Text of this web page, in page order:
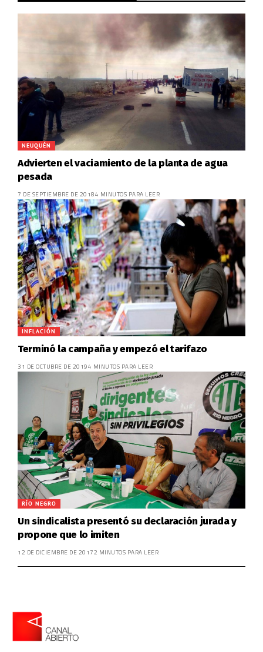
NEUQUÉN
Advierten el vaciamiento de la planta de agua
pesada
7 DE SEPTIEMBRE DE 20184 MINUTOS PARA LEER
INFLACIÓN
Terminó la campaña y empezó el tarifazo
31 DE OCTUBRE DE 20194 MINUTOS PARA LEER
RÍO NEGRO
Un sindicalista presentó su declaración jurada y
propone que lo imiten
12 DE DICIEMBRE DE 20172 MINUTOS PARA LEER